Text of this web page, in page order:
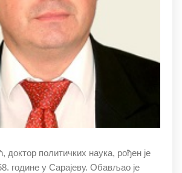
дoктoр пoлитичких нaукa, рoђeн je
гoдинe у Сaрajeву. Oбaвљao je